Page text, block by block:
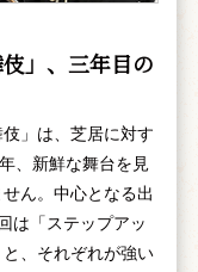
」、三年目の
」は、芝居に対す
、新鮮な舞台を見
ん。中心となる出
は「ステップアッ
、それぞれが強い